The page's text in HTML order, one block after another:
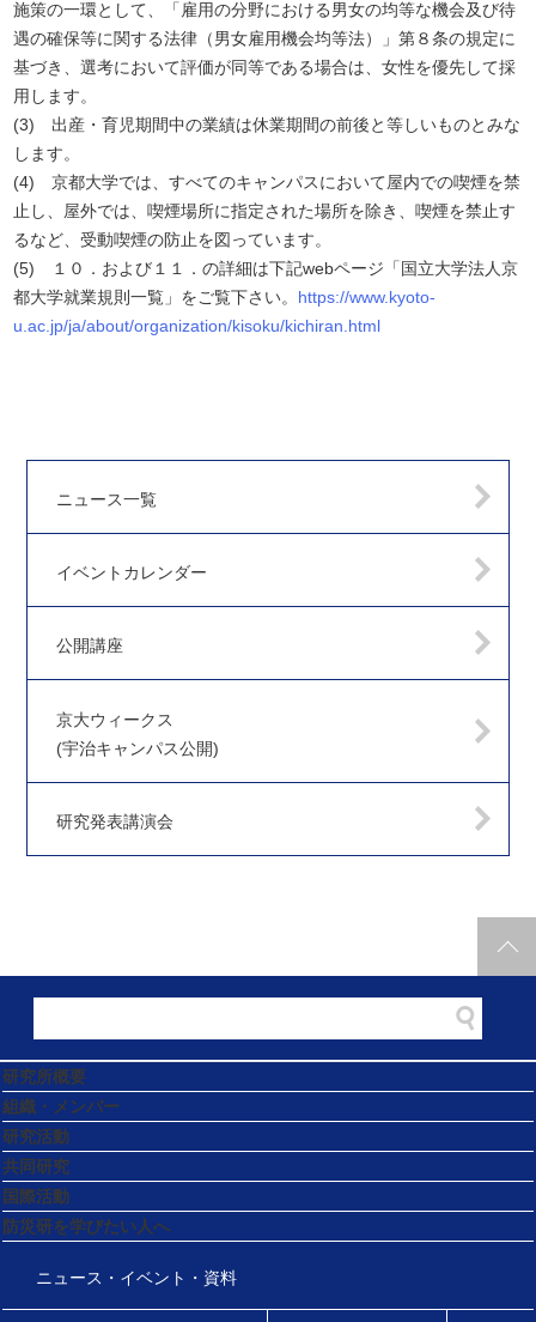
施策の一環として、「雇用の分野における男女の均等な機会及び待
遇の確保等に関する法律（男女雇用機会均等法）」第８条の規定に
基づき、選考において評価が同等である場合は、女性を優先して採
用します。
(3) 出産・育児期間中の業績は休業期間の前後と等しいものとみな
します。
(4) 京都大学では、すべてのキャンパスにおいて屋内での喫煙を禁
止し、屋外では、喫煙場所に指定された場所を除き、喫煙を禁止す
るなど、受動喫煙の防止を図っています。
(5) １０．および１１．の詳細は下記webページ「国立大学法人京
都大学就業規則一覧」をご覧下さい。 https://www.kyoto-
u.ac.jp/ja/about/organization/kisoku/kichiran.html
ニュース一覧
イベントカレンダー
公開講座
京大ウィークス
(宇治キャンパス公開)
研究発表講演会
研究所概要
組織・メンバー
研究活動
共同研究
国際活動
防災研を学びたい人へ
ニュース・イベント・資料